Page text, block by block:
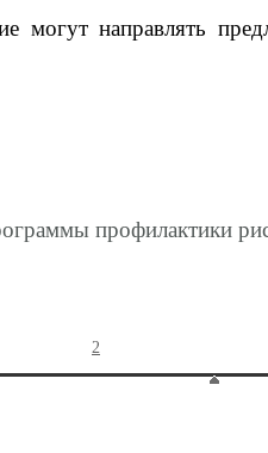
направлять
профилактики
2